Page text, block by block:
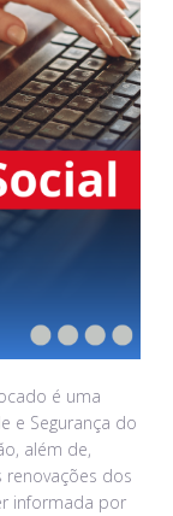
é uma
e Segurança do
além de,
dos
informada por